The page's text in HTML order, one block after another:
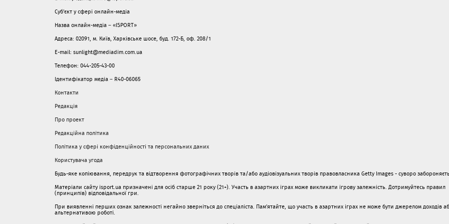
Суб'єкт у сфері онлайн-медіа
Назва онлайн-медіа – «ISPORT»
Адреса: 02091, м. Київ, Харківське шосе, буд. 172-Б, оф. 208/1
E-mail: sunlight@mediadim.com.ua
Телефон: 044-205-43-00
Ідентифікатор медіа – R40-06065
Контакти
Редакція
Про проект
Редакційна політика
Політика у сфері конфіденційності та персональних даних
Користувача угода
Будь-яке копіювання, передрук та відтворення фотографічних творів та/або аудіовізуальних творів правовласника Getty Images - суворо
Матеріали сайту isport.ua призначені для осіб старше 21 року (21+). Участь в азартних іграх може викликати ігрову залежність. Дотримуйтесь правил
(принципів) відповідальної гри.
При виявленні перших ознак залежності негайно зверніться до спеціаліста. Пам'ятайте, що участь в азартних іграх не може бути джерелом доходів
альтернативою роботі.